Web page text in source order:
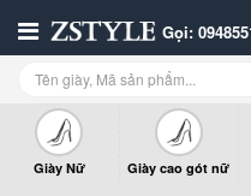
Gọi:
Giày Nữ Giày cao gót nữ